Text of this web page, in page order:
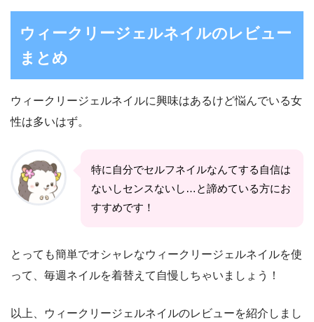
ウィークリージェルネイルのレビュー
まとめ
ウィークリージェルネイルに興味はあるけど悩んでいる女
性は多いはず。
ないしセンスないし…と諦めている方にお
すすめです！